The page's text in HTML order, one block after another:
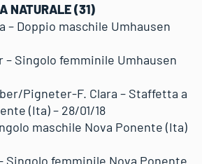
NATURALE (31)
– Doppio maschile Umhausen
– Singolo femminile Umhausen
Pigneter-F. Clara – Staffetta a
(Ita) – 28/01/18
maschile Nova Ponente (Ita)
Singolo femminile Nova Ponente